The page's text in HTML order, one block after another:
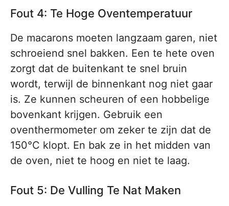
Fout 4: Te Hoge Oventemperatuur
De macarons moeten langzaam garen, niet
schroeiend snel bakken. Een te hete oven
zorgt dat de buitenkant te snel bruin
wordt, terwijl de binnenkant nog niet gaar
is. Ze kunnen scheuren of een hobbelige
bovenkant krijgen. Gebruik een
oventhermometer om zeker te zijn dat de
150°C klopt. En bak ze in het midden van
de oven, niet te hoog en niet te laag.
Fout 5: De Vulling Te Nat Maken